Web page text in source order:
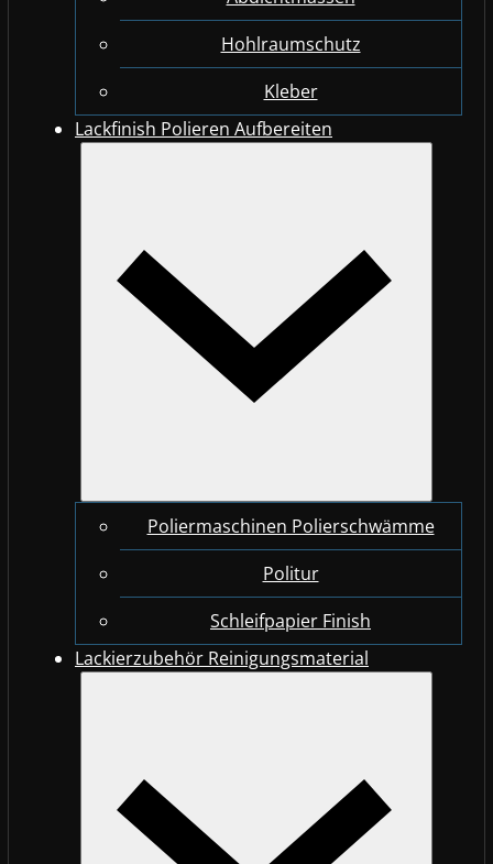
Hohlraumschutz
Kleber
Lackfinish Polieren Aufbereiten
Poliermaschinen Polierschwämme
Politur
Schleifpapier Finish
Lackierzubehör Reinigungsmaterial